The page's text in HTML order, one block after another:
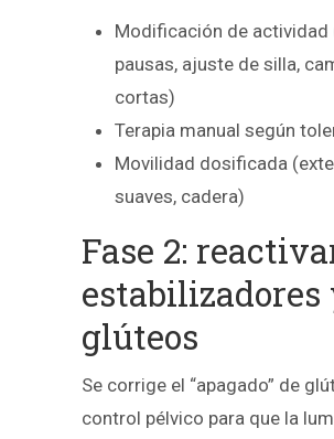
Modificación de actividad
pausas, ajuste de silla,
cortas)
Terapia manual según
Movilidad dosificada
suaves, cadera)
Fase 2:
estabilizadores
glúteos
Se corrige el “apagado” de
control pélvico para que la